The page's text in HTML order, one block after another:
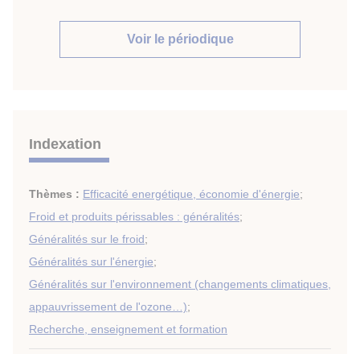
Voir le périodique
Indexation
Thèmes : Efficacité energétique, économie d'énergie;
Froid et produits périssables : généralités;
Généralités sur le froid;
Généralités sur l'énergie;
Généralités sur l'environnement (changements climatiques,
appauvrissement de l'ozone…);
Recherche, enseignement et formation